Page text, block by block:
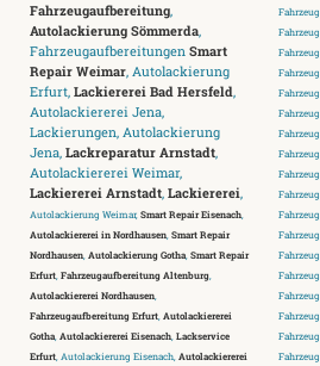
Fahrzeugaufbereitung,
Autolackierung Sömmerda,
Fahrzeugaufbereitungen Smart
Repair Weimar, Autolackierung
Erfurt, Lackiererei Bad Hersfeld,
Autolackiererei Jena,
Lackierungen, Autolackierung
Jena, Lackreparatur Arnstadt,
Autolackiererei Weimar,
Lackiererei Arnstadt, Lackiererei,
Autolackierung Weimar, Smart Repair Eisenach
Autolackiererei in Nordhausen Smart Repair
Nordhausen Autolackierung Gotha Smart Repair
Erfurt Fahrzeugaufbereitung Altenburg
Autolackiererei Nordhausen
Fahrzeugaufbereitung Erfurt Autolackiererei
Gotha Autolackiererei Eisenach Lackservice
Erfurt , Autolackierung Eisenach, Autolackiererei